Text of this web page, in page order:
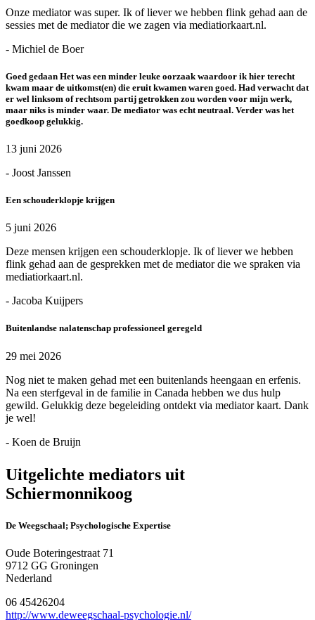
Onze mediator was super. Ik of liever we hebben flink gehad aan de
sessies met de mediator die we zagen via mediatiorkaart.nl.
- Michiel de Boer
Goed gedaan Het was een minder leuke oorzaak waardoor ik hier terecht
kwam maar de uitkomst(en) die eruit kwamen waren goed. Had verwacht dat
er wel linksom of rechtsom partij getrokken zou worden voor mijn werk,
maar niks is minder waar. De mediator was echt neutraal. Verder was het
goedkoop gelukkig.
13 juni 2026
- Joost Janssen
Een schouderklopje krijgen
5 juni 2026
Deze mensen krijgen een schouderklopje. Ik of liever we hebben
flink gehad aan de gesprekken met de mediator die we spraken via
mediatiorkaart.nl.
- Jacoba Kuijpers
Buitenlandse nalatenschap professioneel geregeld
29 mei 2026
Nog niet te maken gehad met een buitenlands heengaan en erfenis.
Na een sterfgeval in de familie in Canada hebben we dus hulp
gewild. Gelukkig deze begeleiding ontdekt via mediator kaart. Dank
je wel!
- Koen de Bruijn
Uitgelichte mediators uit
Schiermonnikoog
De Weegschaal; Psychologische Expertise
Oude Boteringestraat 71
9712 GG Groningen
Nederland
06 45426204
http://www.deweegschaal-psychologie.nl/